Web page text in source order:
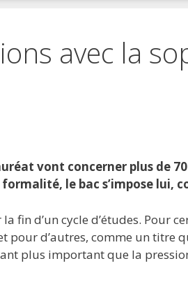
avec la
vont concerner plus de
le bac s’impose lui,
fin d’un cycle d’études. Pour
pour d’autres, comme un titre
plus important que la